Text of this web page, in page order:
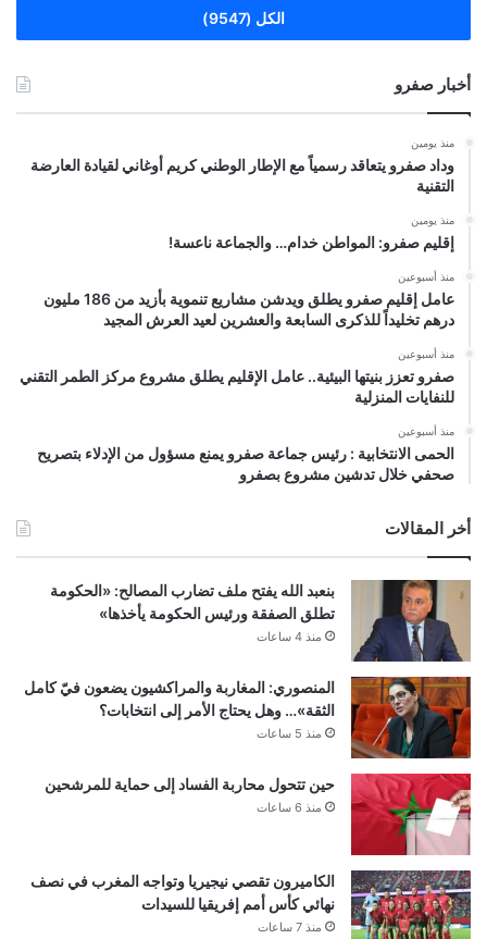
الكل (9547)
أخبار صفرو
منذ يومين
وداد صفرو يتعاقد رسمياً مع الإطار الوطني كريم أوغاني لقيادة العارضة
التقنية
منذ يومين
إقليم صفرو: المواطن خدام… والجماعة ناعسة!
منذ أسبوعين
عامل إقليم صفرو يطلق ويدشن مشاريع تنموية بأزيد من 186 مليون
درهم تخليداً للذكرى السابعة والعشرين لعيد العرش المجيد
منذ أسبوعين
صفرو تعزز بنيتها البيئية.. عامل الإقليم يطلق مشروع مركز الطمر التقني
للنفايات المنزلية
منذ أسبوعين
الحمى الانتخابية : رئيس جماعة صفرو يمنع مسؤول من الإدلاء بتصريح
صحفي خلال تدشين مشروع بصفرو
أخر المقالات
بنعبد الله يفتح ملف تضارب المصالح: «الحكومة
تطلق الصفقة ورئيس الحكومة يأخذها»
منذ 4 ساعات
المنصوري: المغاربة والمراكشيون يضعون فيّ كامل
الثقة»… وهل يحتاج الأمر إلى انتخابات؟
منذ 5 ساعات
حين تتحول محاربة الفساد إلى حماية للمرشحين
منذ 6 ساعات
الكاميرون تقصي نيجيريا وتواجه المغرب في نصف
نهائي كأس أمم إفريقيا للسيدات
منذ 7 ساعات